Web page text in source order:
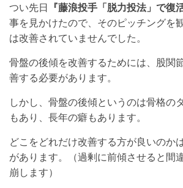
つい先日 『藤浪投手「脱力投法」で復活
事を見かけたので、そのピッチングを
は改善されていませんでした。
骨盤の後傾を改善するためには、股関
善する必要があります。
しかし、骨盤の後傾というのは骨格の
もあり、長年の癖もあります。
どこをどれだけ改善する方が良いのか
があります。（過剰に前傾させると間
崩します）